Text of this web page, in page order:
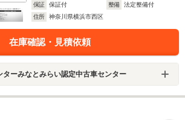
保証
保証付 整備
法定整備付
住所
神奈川県横浜市西区
在庫確認・見積依頼
ターみなとみらい認定中古車センター